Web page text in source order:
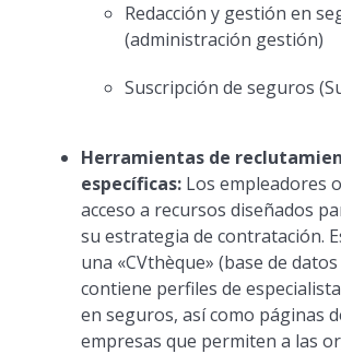
Redacción y gestión en
(administración gestión)
Suscripción de seguros
Herramientas de
específicas:Los empleadores
acceso a recursos diseñados
su estrategia de contratación.
una «CVthèque» (base de datos
contiene perfiles de
en seguros, así como páginas
empresas que permiten a las